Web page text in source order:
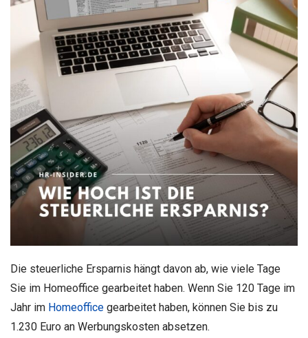
Die steuerliche Ersparnis hängt davon ab, wie viele Tage
Sie im Homeoffice gearbeitet haben. Wenn Sie 120 Tage im
Jahr im Homeoffice gearbeitet haben, können Sie bis zu
1.230 Euro an Werbungskosten absetzen.